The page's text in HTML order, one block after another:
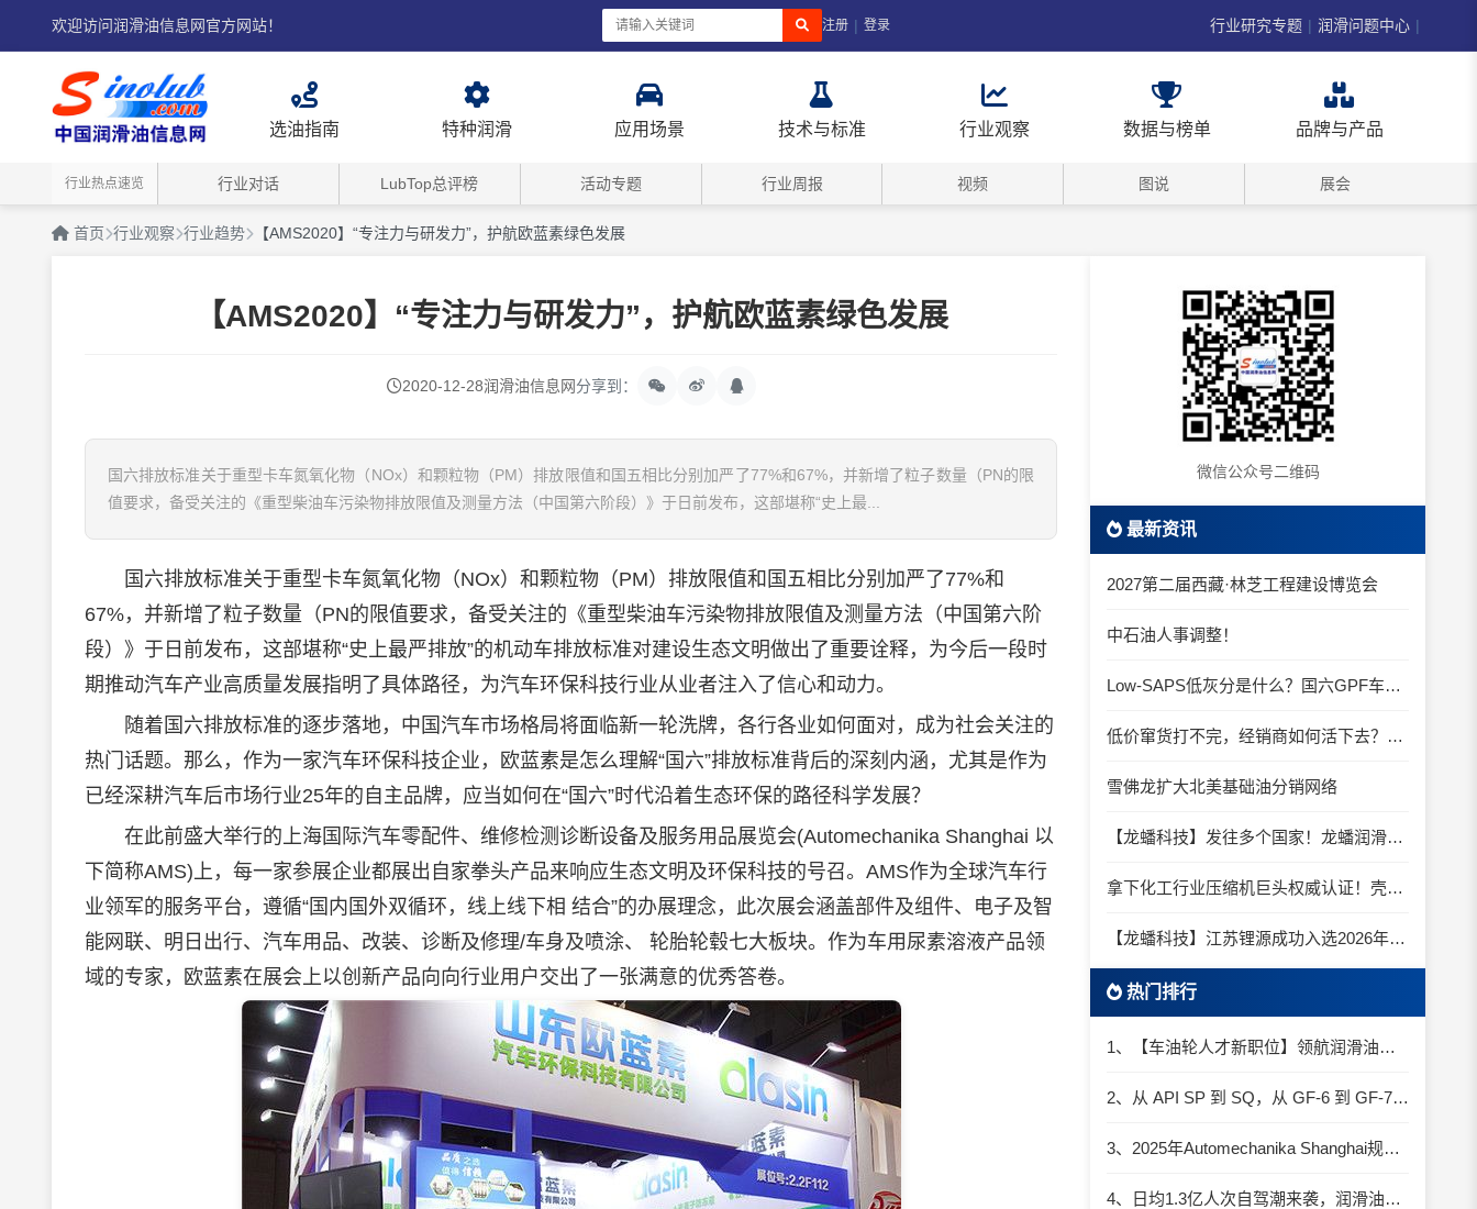
欢迎访问润滑油信息网官方网站！ 注册 | 登录 行业研究专题 | 润滑问题中心 |
选油指南 特种润滑 应用场景 技术与标准 行业观察 数据与榜单 品牌与产品
行业热点速览 行业对话 LubTop总评榜 活动专题 行业周报 视频 图说 展会
首页 行业观察 行业趋势 【AMS2020】“专注力与研发力”，护航欧蓝素绿色发展
【AMS2020】“专注力与研发力”，护航欧蓝素绿色发展
2020-12-28润滑油信息网分享到：
国六排放标准关于重型卡车氮氧化物（NOx）和颗粒物（PM）排放限值和国五相比分别加严了77%和67%，并新增了粒子数量（PN的限
值要求，备受关注的《重型柴油车污染物排放限值及测量方法（中国第六阶段）》于日前发布，这部堪称“史上最...
国六排放标准关于重型卡车氮氧化物（NOx）和颗粒物（PM）排放限值和国五相比分别加严了77%和
67%，并新增了粒子数量（PN的限值要求，备受关注的《重型柴油车污染物排放限值及测量方法（中国第六阶
段）》于日前发布，这部堪称“史上最严排放”的机动车排放标准对建设生态文明做出了重要诠释，为今后一段时
期推动汽车产业高质量发展指明了具体路径，为汽车环保科技行业从业者注入了信心和动力。
随着国六排放标准的逐步落地，中国汽车市场格局将面临新一轮洗牌，各行各业如何面对，成为社会关注的
热门话题。那么，作为一家汽车环保科技企业，欧蓝素是怎么理解“国六”排放标准背后的深刻内涵，尤其是作为
已经深耕汽车后市场行业25年的自主品牌，应当如何在“国六”时代沿着生态环保的路径科学发展？
在此前盛大举行的上海国际汽车零配件、维修检测诊断设备及服务用品展览会(Automechanika Shanghai 以
下简称AMS)上，每一家参展企业都展出自家拳头产品来响应生态文明及环保科技的号召。AMS作为全球汽车行
业领军的服务平台，遵循“国内国外双循环，线上线下相 结合”的办展理念，此次展会涵盖部件及组件、电子及智
能网联、明日出行、汽车用品、改装、诊断及修理/车身及喷涂、 轮胎轮毂七大板块。作为车用尿素溶液产品领
域的专家，欧蓝素在展会上以创新产品向向行业用户交出了一张满意的优秀答卷。
微信公众号二维码
最新资讯
2027第二届西藏·林芝工程建设博览会
中石油人事调整！
Low-SAPS低灰分是什么？国六GPF车辆为什么必须用低灰油
低价窜货打不完，经销商如何活下去？2026年的五条生存线
雪佛龙扩大北美基础油分销网络
【龙蟠科技】发往多个国家！龙蟠润滑油16个集装箱集中启程
拿下化工行业压缩机巨头权威认证！壳牌万利得Shell Morlina S2 B 再下一城！
【龙蟠科技】江苏锂源成功入选2026年度江苏省民营科技企业
热门排行
1、【车油轮人才新职位】领航润滑油优质职位招聘
2、从 API SP 到 SQ，从 GF-6 到 GF-7：润滑油技术壁垒再升高，你准备好了吗？
3、2025年Automechanika Shanghai规模再度扩大：首次启用国家会展中心（上海）全部15个展馆
4、日均1.3亿人次自驾潮来袭，润滑油行业解锁增长新密码​